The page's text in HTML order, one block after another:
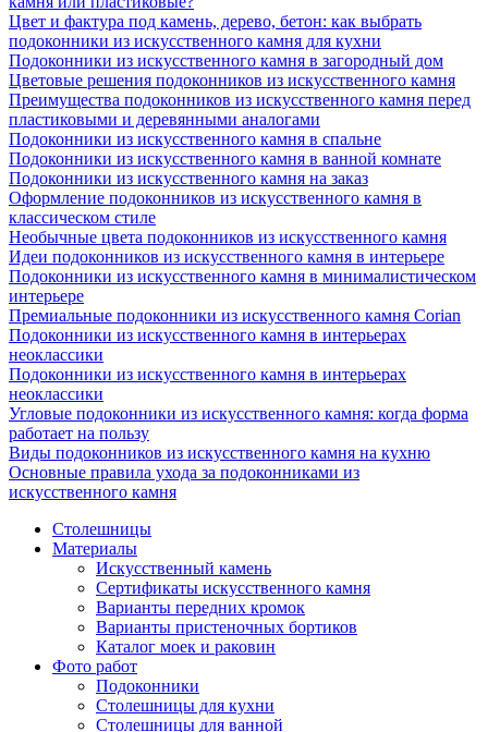
Цвет и фактура под камень, дерево, бетон: как выбрать
подоконники из искусственного камня для кухни
Подоконники из искусственного камня в загородный дом
Цветовые решения подоконников из искусственного камня
Преимущества подоконников из искусственного камня перед
пластиковыми и деревянными аналогами
Подоконники из искусственного камня в спальне
Подоконники из искусственного камня в ванной комнате
Подоконники из искусственного камня на заказ
Оформление подоконников из искусственного камня в
классическом стиле
Необычные цвета подоконников из искусственного камня
Идеи подоконников из искусственного камня в интерьере
Подоконники из искусственного камня в минималистическом
интерьере
Премиальные подоконники из искусственного камня Corian
Подоконники из искусственного камня в интерьерах
неоклассики
Подоконники из искусственного камня в интерьерах
неоклассики
Угловые подоконники из искусственного камня: когда форма
работает на пользу
Виды подоконников из искусственного камня на кухню
Основные правила ухода за подоконниками из
искусственного камня
Столешницы
Материалы
Искусственный камень
Сертификаты искусственного камня
Варианты передних кромок
Варианты пристеночных бортиков
Каталог моек и раковин
Фото работ
Подоконники
Столешницы для кухни
Столешницы для ванной